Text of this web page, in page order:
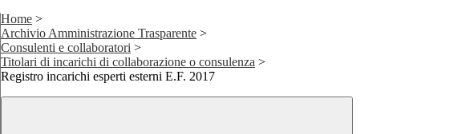
Home >
Archivio Amministrazione Trasparente >
Consulenti e collaboratori >
Titolari di incarichi di collaborazione o consulenza >
Registro incarichi esperti esterni E.F. 2017